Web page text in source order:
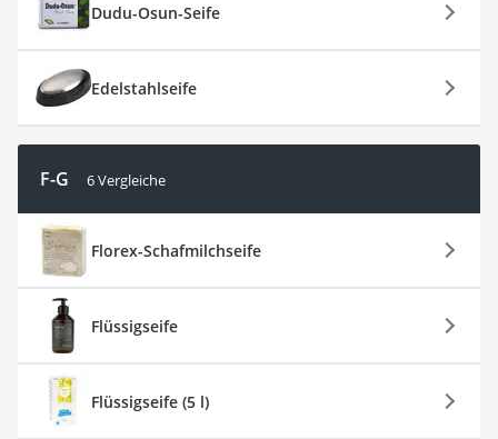
Dudu-Osun-Seife
Edelstahlseife
F-G 6 Vergleiche
Florex-Schafmilchseife
Flüssigseife
Flüssigseife (5 l)